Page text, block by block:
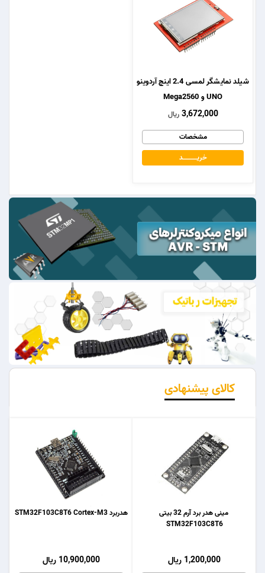
شیلد نمایشگر لمسی 2.4 اینچ آردوینو
UNO و Mega2560
3,672,000 ریال
مشخصات
خریــــــــــــد
کالای پیشنهادی
هدربرد STM32F103C8T6 Cortex-M3
10,900,000 ریال
مینی هدر برد آرم 32 بیتی
STM32F103C8T6
1,200,000 ریال